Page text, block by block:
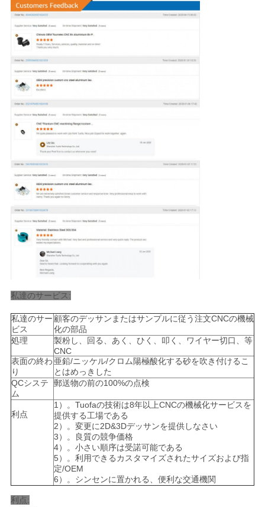
私達のサービス:
私達のサー
ビス
顧客のデッサンまたはサンプルに従う注文CNCの機械
化の部品
処理
製粉し、回る、あく、ひく、叩く、ワイヤー切口、等
CNC
表面の終わ
り
亜鉛/ニッケル/クロム陽極酸化する砂を吹き付けるこ
とはめっきした
QCシステ
ム
郵送物の前の100%の点検
利点
1）。Tuofaの技術は8年以上CNCの機械化サービスを
提供する工場である
2）。変更に2D&3Dデッサンを提供しなさい
3）。良質の競争価格
4）。小さい順序は受諾可能である
5）。利用できるカスタマイズされたサイズおよび指
定/OEM
6）。シンセンに置かれる、便利な交通機関
利点: